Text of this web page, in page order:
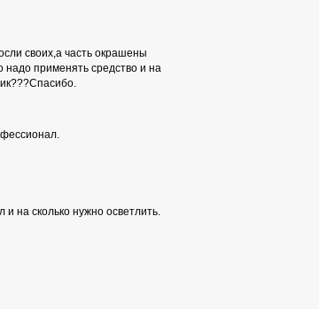
своих,а часть окрашены
применять средство и на
на сколько нужно осветлить.